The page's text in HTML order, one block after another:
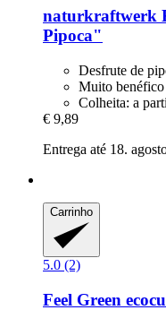
naturkraftwerk
Pipoca"
Desfrute de
Muito benéfico
Colheita: a
€ 9,89
Entrega até 18.
Carrinho
5.0 (2)
Feel Green